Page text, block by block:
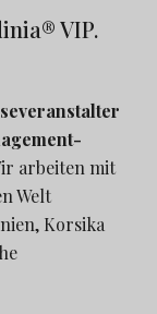
VIP.
arbeiten mit
Welt
Korsika